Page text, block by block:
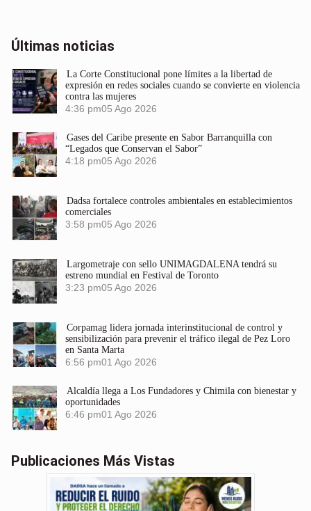
Últimas noticias
La Corte Constitucional pone límites a la libertad de
expresión en redes sociales cuando se convierte en violencia
contra las mujeres
4:36 pm05 Ago 2026
Gases del Caribe presente en Sabor Barranquilla con
“Legados que Conservan el Sabor”
4:18 pm05 Ago 2026
Dadsa fortalece controles ambientales en establecimientos
comerciales
3:58 pm05 Ago 2026
Largometraje con sello UNIMAGDALENA tendrá su
estreno mundial en Festival de Toronto
3:23 pm05 Ago 2026
Corpamag lidera jornada interinstitucional de control y
sensibilización para prevenir el tráfico ilegal de Pez Loro
en Santa Marta
6:56 pm01 Ago 2026
Alcaldía llega a Los Fundadores y Chimila con bienestar y
oportunidades
6:46 pm01 Ago 2026
Publicaciones Más Vistas